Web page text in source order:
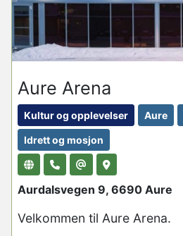
Aure Arena
Kultur og opplevelser Aure
Idrett og mosjon
Aurdalsvegen 9, 6690 Aure
Velkommen til Aure Arena.